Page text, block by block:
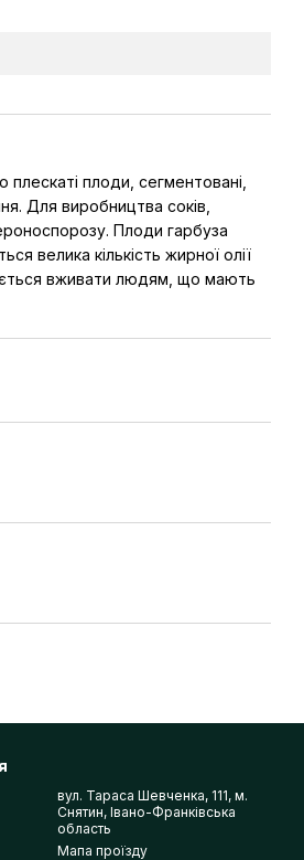
плоди, сегментовані,
Для виробництва соків,
Плоди гарбуза
велика кількість жирної олії
вживати людям, що мають
вул. Тараса Шевченка, 111, м.
Снятин, Івано-Франківська
область
Мапа проїзду